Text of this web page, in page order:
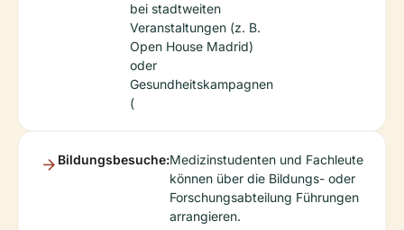
bei stadtweiten
Veranstaltungen (z. B.
Open House Madrid)
oder
Gesundheitskampagnen
(
Bildungsbesuche:Medizinstudenten und Fachleute
können über die Bildungs- oder
Forschungsabteilung Führungen
arrangieren.